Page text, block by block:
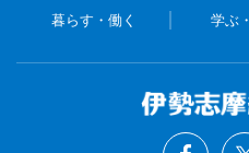
暮らす・働く 学ぶ